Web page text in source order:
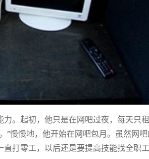
。起初，他只是在网吧过夜，每天只
慢慢地，他开始在网吧包月。虽然网
打零工，以后还是要提高技能找全职工